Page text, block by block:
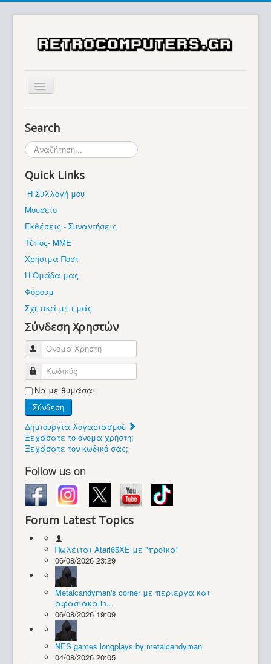
Μουσείο
Βρίσκεστε εδώ:
Συλλογές / Projects
Search
Αναζήτηση...
Quick Links
Η Συλλογή μου
Μουσείο
Εκθέσεις - Συναντήσεις
Τύπος- ΜΜΕ
Χρήσιμα Ποστ
Η Ομάδα μας
Φόρουμ
Σχετικά με εμάς
Σύνδεση Χρηστών
Όνομα Χρήστη
Κωδικός
Να με θυμάσαι
Σύνδεση
Δημιουργία λογαριασμού
Ξεχάσατε το όνομα χρήστη;
Ξεχάσατε τον κωδικό σας;
Follow us on
Forum Latest Topics
Πωλέιται Atari65XE με "προίκα"
06/08/2026 23:29
Metalcandyman's corner με περιεργα και
αφασιακα in...
06/08/2026 19:09
NES games longplays by metalcandyman
04/08/2026 20:05